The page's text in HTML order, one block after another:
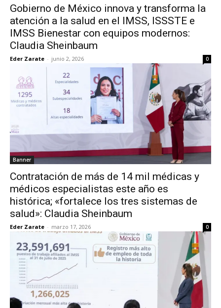
Gobierno de México innova y transforma la
atención a la salud en el IMSS, ISSSTE e
IMSS Bienestar con equipos modernos:
Claudia Sheinbaum
Eder Zarate - junio 2, 2026 0
Banner
Contratación de más de 14 mil médicas y
médicos especialistas este año es
histórica; «fortalece los tres sistemas de
salud»: Claudia Sheinbaum
Eder Zarate - marzo 17, 2026 0